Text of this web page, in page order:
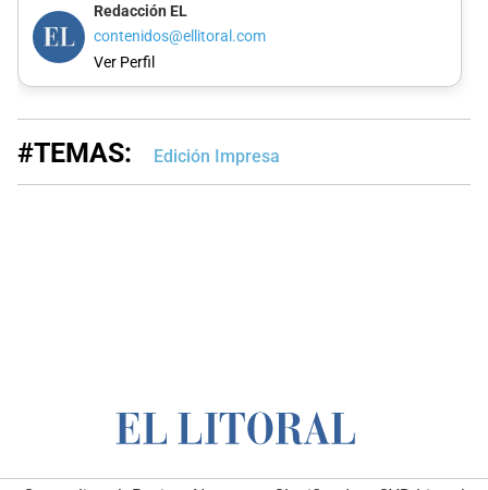
Redacción EL
contenidos@ellitoral.com
Ver Perfil
#TEMAS: Edición Impresa